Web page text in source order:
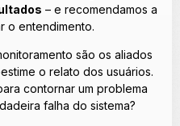
– e recomendamos a
o entendimento.
são os aliados
o relato dos usuários.
contornar um problema
falha do sistema?